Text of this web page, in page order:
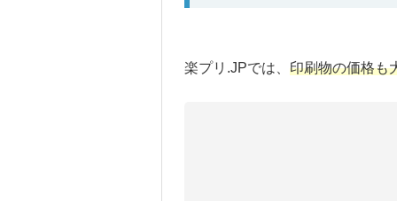
楽プリ.JPでは、 印刷物の価格も